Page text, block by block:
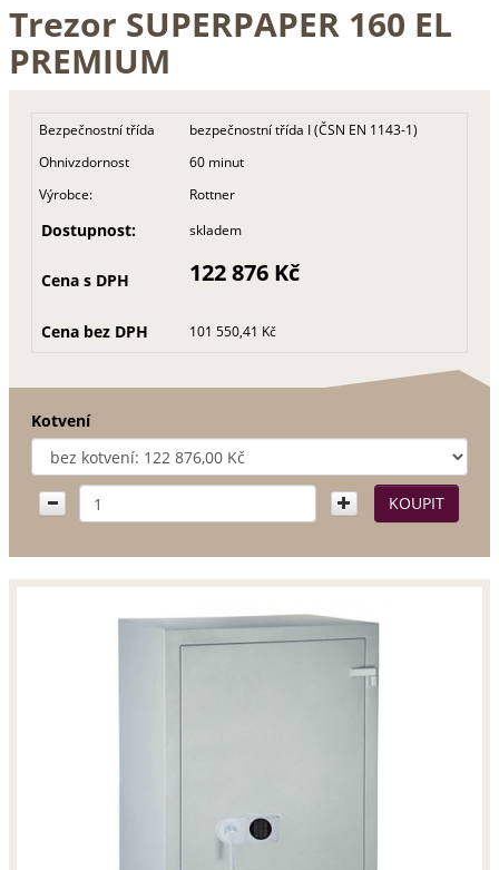
Trezor SUPERPAPER 160 EL
PREMIUM
Bezpečnostní třída
bezpečnostní třída I (ČSN EN 1143-1)
Ohnivzdornost
60 minut
Výrobce:
Rottner
Dostupnost: skladem
Cena s DPH 122 876 Kč
Cena bez DPH 101 550,41 Kč
Kotvení